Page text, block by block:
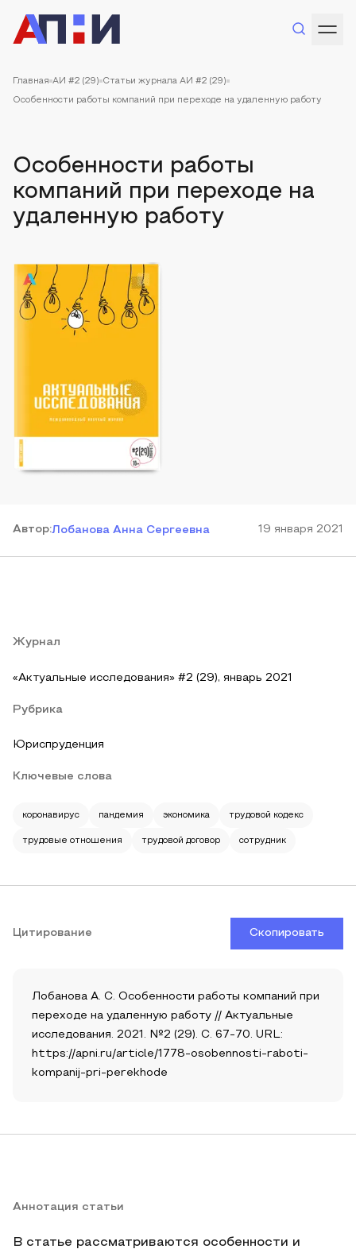
Главная АИ #2 (29) Статьи журнала АИ #2 (29)
Особенности работы компаний при переходе на удаленную работу
Особенности работы
компаний при переходе на
удаленную работу
Автор:Лобанова Анна Сергеевна 19 января 2021
Журнал
«Актуальные исследования» #2 (29), январь 2021
Рубрика
Юриспруденция
Ключевые слова
коронавирус пандемия экономика трудовой кодекс
трудовые отношения трудовой договор сотрудник
Цитирование Скопировать
Лобанова А. С. Особенности работы компаний при
переходе на удаленную работу // Актуальные
исследования. 2021. №2 (29). С. 67-70. URL:
https://apni.ru/article/1778-osobennosti-raboti-
kompanij-pri-perekhode
Аннотация статьи
В статье рассматриваются особенности и